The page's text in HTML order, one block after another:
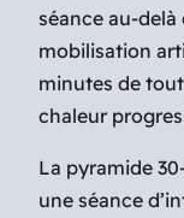
séance au-
mobilisation
minutes de
chaleur
La pyramide
une séance